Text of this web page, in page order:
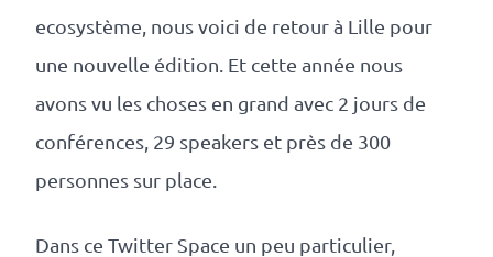
Platform
Conference
Le
blog
ecosystème, nous voici de retour à Lille pour
une nouvelle édition. Et cette année nous
avons vu les choses en grand avec 2 jours de
conférences, 29 speakers et près de 300
personnes sur place.
Dans ce Twitter Space un peu particulier,